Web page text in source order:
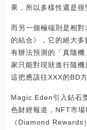
果，所以多樣性還是很
而另一個極端則是相
的結合》，它的絕大
有辦法預測的「真隨
家只能對現狀進行隨機
這把應該往XXX的BD
Magic Eden引入鉆石
色財經報道，NFT市
（Diamond Rewards